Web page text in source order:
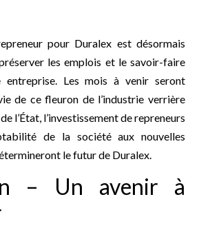
pour Duralex est désormais
les emplois et le savoir-faire
Les mois à venir seront
de ce fleuron de l’industrie verrière
l’État, l’investissement de repreneurs
de la société aux nouvelles
le futur de Duralex.
– Un avenir à